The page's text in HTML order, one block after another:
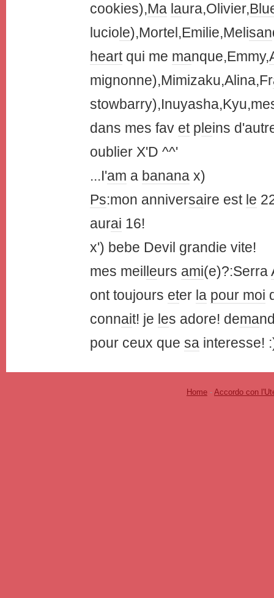
cookies),Ma laura,Olivier,
lucio le),Mortel,Emilie,Melisan
heartqui me manque,Emmy,
mignonne),Mimizaku,Alina,Fr
dans mes fav etp leins
oublier X'D ^^'
...I'am a banana x)
Ps:mon anniversaire est le
aurai 16!
x') bebe Devil grandie vite!
mes meil leurs ami(e)?:Serra
ont toujours eter la pour moi
connait! je les adore! dema
pour ceux que sa interesse!
Home - Accordo con